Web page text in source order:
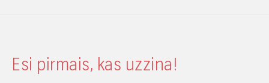
Esi pirmais, kas uzzina!